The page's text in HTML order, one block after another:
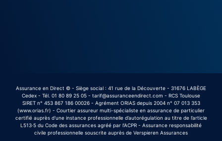
Assurance en Direct © - Siège social : 41 rue de la Découverte - 31676 LABÈGE
Cedex - Tél. 01 80 89 25 05 - tarif@assuranceendirect.com - RCS Toulouse
SIRET n° 453 867 186 00026 - Agrément ORIAS depuis 2004 n° 07 013 353
(www.orias.fr) - Courtier assureur multi-spécialiste en assurance de particulier
certifié auprès d'une instance professionnelle d’autorégulation au titre de l’article
L513·5 du Code des assurances agréé par l’ACPR - Assurance responsabilité
civile professionnelle souscrite auprès de Verspieren Assurances